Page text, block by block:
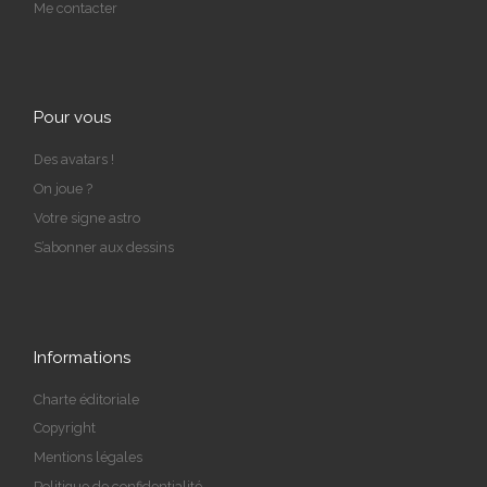
Me contacter
Pour vous
Des avatars !
On joue ?
Votre signe astro
S’abonner aux dessins
Informations
Charte éditoriale
Copyright
Mentions légales